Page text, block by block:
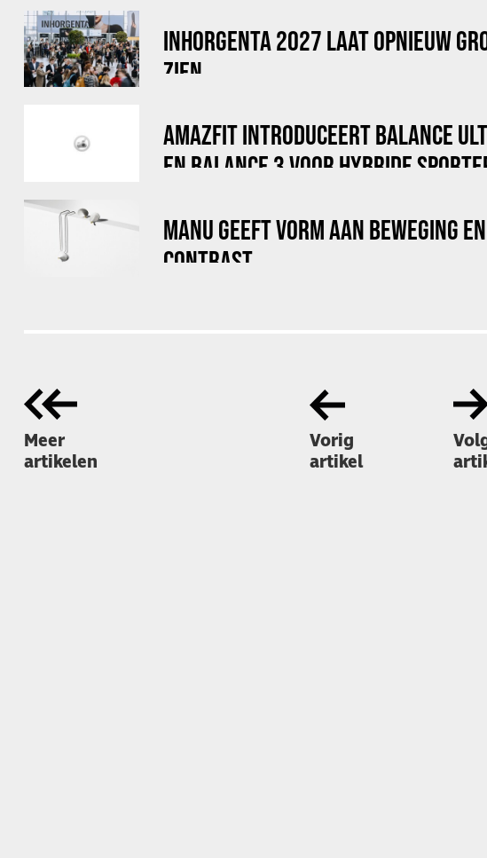
INHORGENTA 2027 LAAT OPNIEUW
ZIEN
AMAZFIT INTRODUCEERT BALANCE
EN BALANCE 3 VOOR HYBRIDE
MANU GEEFT VORM AAN BEWEGING EN
CONTRAST
Meer
artikelen
Vorig
artikel